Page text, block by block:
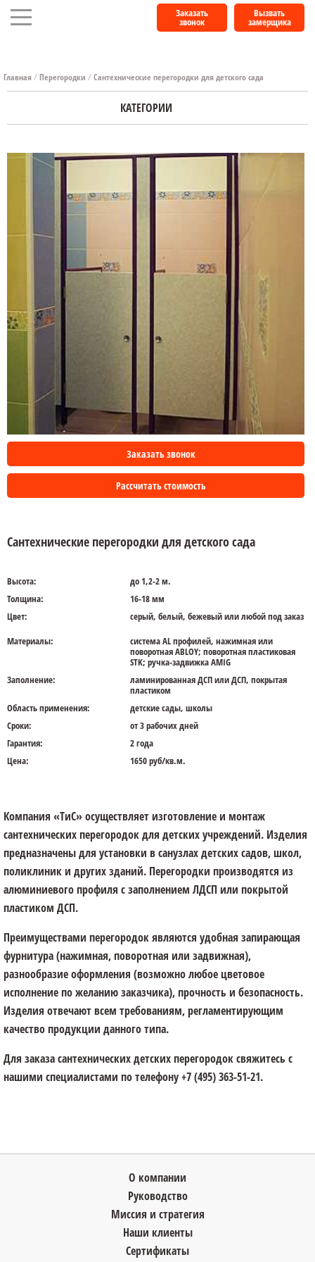
Заказать
звонок
Вызвать
замерщика
Главная/Перегородки /Сантехнические перегородки для детского сада
КАТЕГОРИИ
Заказать звонок
Рассчитать стоимость
Сантехнические перегородки для детского сада
Высота:
до 1,2-2 м.
Толщина:
16-18 мм
Цвет:
серый, белый, бежевый или любой под заказ
Материалы:
система AL профилей, нажимная или
поворотная ABLOY; поворотная пластиковая
STK; ручка-задвижка AMIG
Заполнение:
ламинированная ДСП или ДСП, покрытая
пластиком
Область применения:
детские сады, школы
Сроки:
от 3 рабочих дней
Гарантия:
2 года
Цена:
1650 руб/кв.м.
Компания «ТиС» осуществляет изготовление и монтаж
сантехнических перегородок для детских учреждений. Изделия
предназначены для установки в санузлах детских садов, школ,
поликлиник и других зданий. Перегородки производятся из
алюминиевого профиля с заполнением ЛДСП или покрытой
пластиком ДСП.
Преимуществами перегородок являются удобная запирающая
фурнитура (нажимная, поворотная или задвижная),
разнообразие оформления (возможно любое цветовое
исполнение по желанию заказчика), прочность и безопасность.
Изделия отвечают всем требованиям, регламентирующим
качество продукции данного типа.
Для заказа сантехнических детских перегородок свяжитесь с
нашими специалистами по телефону +7 (495) 363-51-21.
О компании
Руководство
Миссия и стратегия
Наши клиенты
Сертификаты